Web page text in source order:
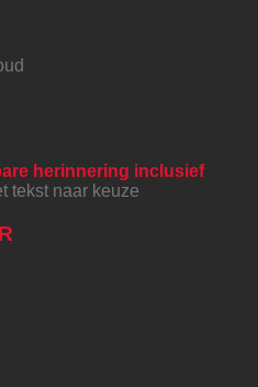
herinnering inclusief
tekst naar keuze